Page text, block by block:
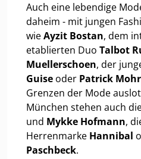
Auch eine lebendige
daheim - mit jungen
wieAyzit Bostan, dem
etablierten Duo Talbot
Muellerschoen, der
Guise oder Patrick Mohr
Grenzen der Mode
München stehen auch
und Mykke Hofmann,
Herrenmarke Hannibal
Paschbeck.